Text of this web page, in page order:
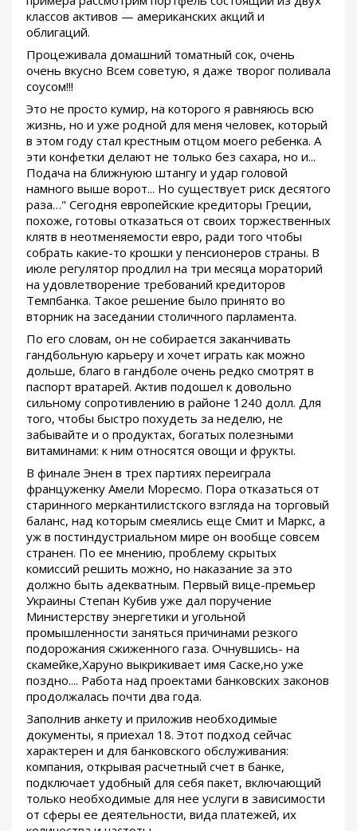
классов активов — американских акций и
облигаций.
Процеживала домашний томатный сок, очень
очень вкусно Всем советую, я даже творог поливала
соусом!!!
Это не просто кумир, на которого я равняюсь всю
жизнь, но и уже родной для меня человек, который
в этом году стал крестным отцом моего ребенка. А
эти конфетки делают не только без сахара, но и...
Подача на ближнуюю штангу и удар головой
намного выше ворот... Но существует риск десятого
раза…" Сегодня европейские кредиторы Греции,
похоже, готовы отказаться от своих торжественных
клятв в неотменяемости евро, ради того чтобы
собрать какие-то крошки у пенсионеров страны. В
июле регулятор продлил на три месяца мораторий
на удовлетворение требований кредиторов
Темпбанка. Такое решение было принято во
вторник на заседании столичного парламента.
По его словам, он не собирается заканчивать
гандбольную карьеру и хочет играть как можно
дольше, благо в гандболе очень редко смотрят в
паспорт вратарей. Актив подошел к довольно
сильному сопротивлению в районе 1240 долл. Для
того, чтобы быстро похудеть за неделю, не
забывайте и о продуктах, богатых полезными
витаминами: к ним относятся овощи и фрукты.
В финале Энен в трех партиях переиграла
француженку Амели Моресмо. Пора отказаться от
старинного меркантилистского взгляда на торговый
баланс, над которым смеялись еще Смит и Маркс, а
уж в постиндустриальном мире он вообще совсем
странен. По ее мнению, проблему скрытых
комиссий решить можно, но наказание за это
должно быть адекватным. Первый вице-премьер
Украины Степан Кубив уже дал поручение
Министерству энергетики и угольной
промышленности заняться причинами резкого
подорожания сжиженного газа. Очнувшись- на
скамейке,Харуно выкрикивает имя Саске,но уже
поздно.... Работа над проектами банковских законов
продолжалась почти два года.
Заполнив анкету и приложив необходимые
документы, я приехал 18. Этот подход сейчас
характерен и для банковского обслуживания:
компания, открывая расчетный счет в банке,
подключает удобный для себя пакет, включающий
только необходимые для нее услуги в зависимости
от сферы ее деятельности, вида платежей, их